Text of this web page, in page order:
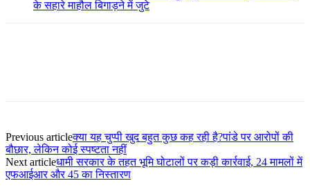
के सहारे माहौल बिगाड़ने में जुटे
Previous articleक्या यह चुप्पी खुद बहुत कुछ कह रही है?पांडे पर आरोपों की
बौछार, लेकिन कोई स्पष्टता नहीं
Next articleधामी सरकार के तहत भूमि घोटालों पर कड़ी कार्रवाई, 24 मामलों में
एफआईआर और 45 का निस्तारण